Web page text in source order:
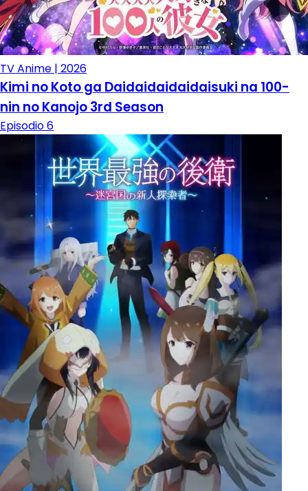
TV Anime | 2026
Kimi no Koto ga Daidaidaidaidaisuki na 100-
nin no Kanojo 3rd Season
Episodio 6